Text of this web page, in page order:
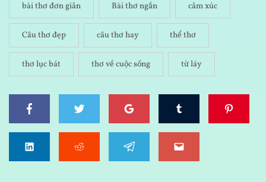
bài thơ đơn giản Bài thơ ngắn cảm xúc
Câu thơ đẹp câu thơ hay thể thơ
thơ lục bát thơ về cuộc sống từ láy